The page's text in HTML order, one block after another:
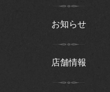
お知らせ
店舗情報